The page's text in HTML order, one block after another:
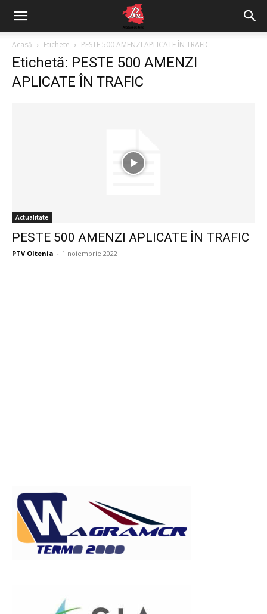
Acasă Etichete PESTE 500 AMENZI APLICATE ÎN TRAFIC
Etichetă: PESTE 500 AMENZI
APLICATE ÎN TRAFIC
Actualitate
PESTE 500 AMENZI APLICATE ÎN TRAFIC
PTV Oltenia - 1 noiembrie 2022